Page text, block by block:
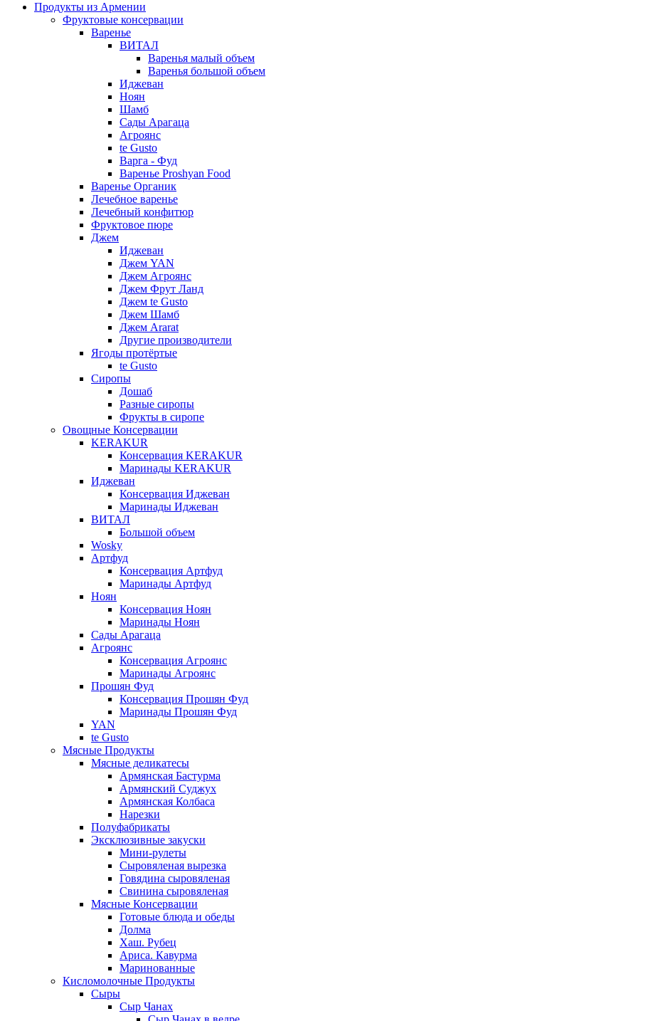
Продукты из Армении
Фруктовые консервации
Варенье
ВИТАЛ
Варенья малый объем
Варенья большой объем
Иджеван
Ноян
Шамб
Сады Арагаца
Агроянс
te Gusto
Варга - Фуд
Варенье Proshyan Food
Варенье Органик
Лечебное варенье
Лечебный конфитюр
Фруктовое пюре
Джем
Иджеван
Джем YAN
Джем Агроянс
Джем Фрут Ланд
Джем te Gusto
Джем Шамб
Джем Ararat
Другие производители
Ягоды протёртые
te Gusto
Сиропы
Дошаб
Разные сиропы
Фрукты в сиропе
Овощные Консервации
KERAKUR
Консервация KERAKUR
Маринады KERAKUR
Иджеван
Консервация Иджеван
Маринады Иджеван
ВИТАЛ
Большой объем
Wosky
Артфуд
Консервация Артфуд
Маринады Артфуд
Ноян
Консервация Ноян
Маринады Ноян
Сады Арагаца
Агроянс
Консервация Агроянс
Маринады Агроянс
Прошян Фуд
Консервация Прошян Фуд
Маринады Прошян Фуд
YAN
te Gusto
Мясные Продукты
Мясные деликатесы
Армянская Бастурма
Армянский Суджух
Армянская Колбаса
Нарезки
Полуфабрикаты
Эксклюзивные закуски
Мини-рулеты
Сыровяленая вырезка
Говядина сыровяленая
Свинина сыровяленая
Мясные Консервации
Готовые блюда и обеды
Долма
Хаш. Рубец
Ариса. Кавурма
Маринованные
Кисломолочные Продукты
Сыры
Сыр Чанах